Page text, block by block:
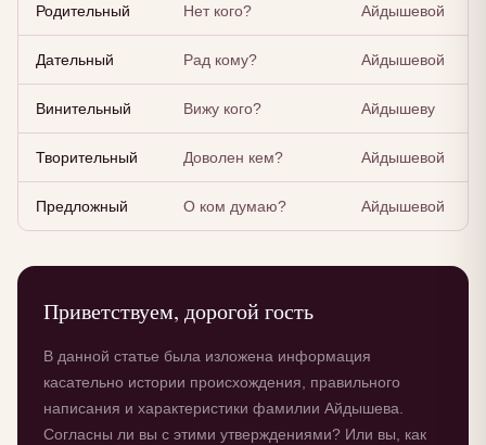
Родительный Нет кого? Айдышевой
Дательный Рад кому? Айдышевой
Винительный Вижу кого? Айдышеву
Творительный Доволен кем? Айдышевой
Предложный О ком думаю? Айдышевой
Приветствуем, дорогой гость
В данной статье была изложена информация
касательно истории происхождения, правильного
написания и характеристики фамилии Айдышева.
Согласны ли вы с этими утверждениями? Или вы, как